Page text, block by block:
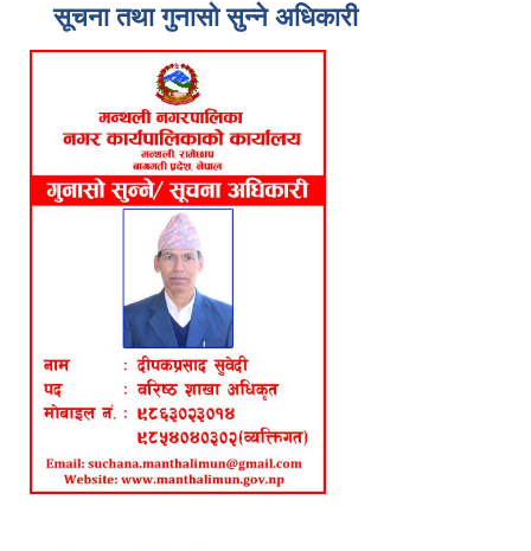
सूचना तथा गुनासो सुन्ने अधिकारी